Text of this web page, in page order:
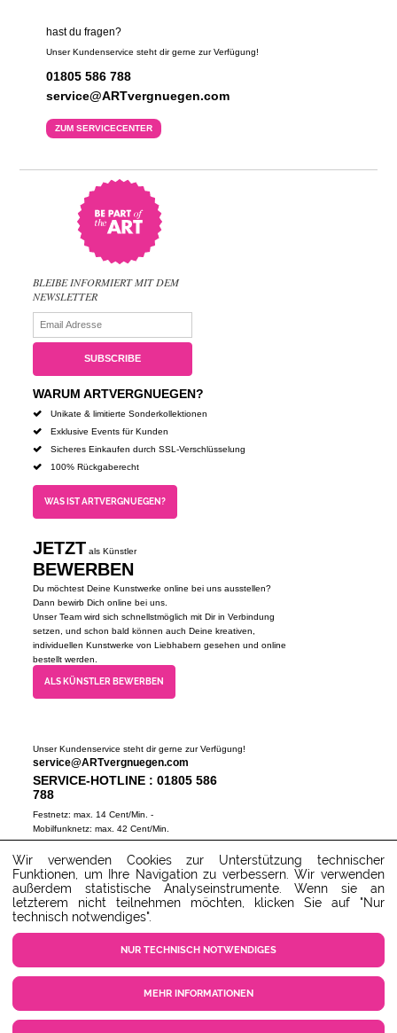
hast du fragen?
Unser Kundenservice steht dir gerne zur Verfügung!
01805 586 788
service@ARTvergnuegen.com
ZUM SERVICECENTER
BLEIBE INFORMIERT MIT DEM
NEWSLETTER
WARUM ARTVERGNUEGEN?
Unikate & limitierte Sonderkollektionen
Exklusive Events für Kunden
Sicheres Einkaufen durch SSL-Verschlüsselung
100% Rückgaberecht
WAS IST ARTVERGNUEGEN?
JETZT als Künstler
BEWERBEN
Du möchtest Deine Kunstwerke online bei uns ausstellen?
Dann bewirb Dich online bei uns.
Unser Team wird sich schnellstmöglich mit Dir in Verbindung
setzen, und schon bald können auch Deine kreativen,
individuellen Kunstwerke von Liebhabern gesehen und online
bestellt werden.
ALS KÜNSTLER BEWERBEN
Unser Kundenservice steht dir gerne zur Verfügung!
service@ARTvergnuegen.com
SERVICE-HOTLINE : 01805 586
788
Festnetz: max. 14 Cent/Min. -
Mobilfunknetz: max. 42 Cent/Min.
(Mo-Do 9-18 Uhr, Fr 9-16 Uhr)
ZUM SERVICECENTER
Wir verwenden Cookies zur Unterstützung technischer
Funktionen, um Ihre Navigation zu verbessern. Wir verwenden
außerdem statistische Analyseinstrumente. Wenn sie an
letzterem nicht teilnehmen möchten, klicken Sie auf "Nur
technisch notwendiges".
NUR TECHNISCH NOTWENDIGES
MEHR INFORMATIONEN